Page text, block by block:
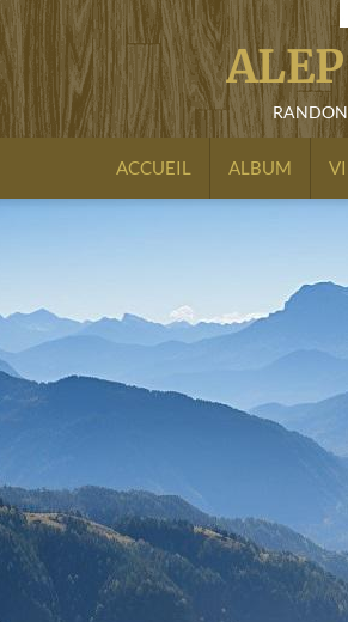
ACCUEIL ALBUM